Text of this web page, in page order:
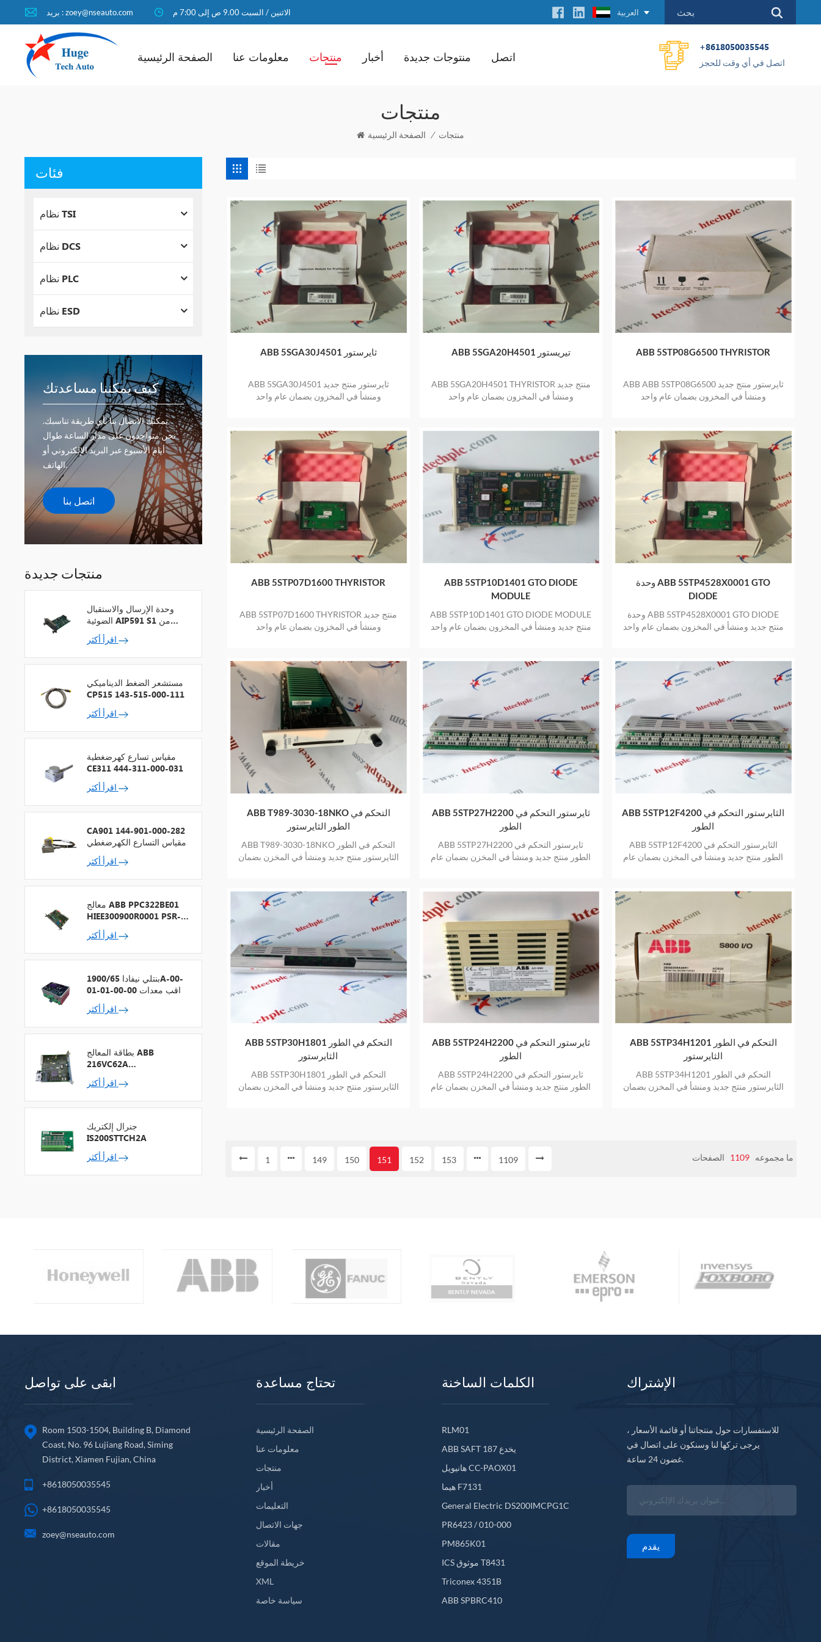
بريد : zoey@nseauto.com الاثنين / السبت 9.00 ص إلى 7:00 م العربية
الصفحة الرئيسية معلومات عنا منتجات أخبار منتوجات جديدة اتصل
+8618050035545
اتصل في أي وقت للحجز
منتجات
الصفحة الرئيسية / منتجات
ABB 5SGA30J4501 ثايرستور
ABB 5SGA30J4501 ثايرستور منتج جديد
ومنشأ في المخزون بضمان عام واحد
ABB 5SGA20H4501 تيريستور
ABB 5SGA20H4501 THYRISTOR منتج جديد
ومنشأ في المخزون بضمان عام واحد
ABB 5STP08G6500 THYRISTOR
ABB ABB 5STP08G6500 ثايرستور منتج جديد
ومنشأ في المخزون بضمان عام واحد
ABB 5STP07D1600 THYRISTOR
ABB 5STP07D1600 THYRISTOR منتج جديد
ومنشأ في المخزون بضمان عام واحد
ABB 5STP10D1401 GTO DIODE
MODULE
ABB 5STP10D1401 GTO DIODE MODULE
منتج جديد ومنشأ في المخزون بضمان عام واحد
وحدة ABB 5STP4528X0001 GTO
DIODE
وحدة ABB 5STP4528X0001 GTO DIODE
منتج جديد ومنشأ في المخزون بضمان عام واحد
ABB T989-3030-18NKO التحكم في
الطور الثايرستور
ABB T989-3030-18NKO التحكم في الطور
الثايرستور منتج جديد ومنشأ في المخزن بضمان
ABB 5STP27H2200 ثايرستور التحكم في
الطور
ABB 5STP27H2200 ثايرستور التحكم في
الطور منتج جديد ومنشأ في المخزن بضمان عام
ABB 5STP12F4200 الثايرستور التحكم في
الطور
ABB 5STP12F4200 الثايرستور التحكم في
الطور منتج جديد ومنشأ في المخزن بضمان عام
ABB 5STP30H1801 التحكم في الطور
الثايرستور
ABB 5STP30H1801 التحكم في الطور
الثايرستور منتج جديد ومنشأ في المخزن بضمان
ABB 5STP24H2200 ثايرستور التحكم في
الطور
ABB 5STP24H2200 ثايرستور التحكم في
الطور منتج جديد ومنشأ في المخزن بضمان عام
ABB 5STP34H1201 التحكم في الطور
الثايرستور
ABB 5STP34H1201 التحكم في الطور
الثايرستور منتج جديد ومنشأ في المخزن بضمان
1 149 150 151 152 153 1109 ما مجموعه 1109 الصفحات
فئات
نظام TSI
نظام DCS
نظام PLC
نظام ESD
كيف يمكننا مساعدتك
يمكنك الاتصال بنا بأي طريقة تناسبك.
نحن متواجدون على مدار الساعة طوال
أيام الأسبوع عبر البريد الإلكتروني أو
الهاتف.
اتصل بنا
منتجات جديدة
وحدة الإرسال والاستقبال
الضوئية AIP591 S1 من
شركة يوكوجاوا لمكرر شبكة
V
مستشعر الضغط الديناميكي
CP515 143-515-000-111
مقياس تسارع كهرضغطية
CE311 444-311-000-031
CA901 144-901-000-282
مقياس التسارع الكهرضغطي
معالج ABB PPC322BE01
HIEE300900R0001 PSR-2
+ ناقل المجال
بنتلي نيفادا 1900/65A-00-
01-01-00-00 مراقب معدات
الأغراض العامة
بطاقة المعالج ABB
216VC62A
HESG324442R13
جنرال إلكتريك
IS200STTCH2A
ابقى على تواصل
Room 1503-1504, Building B, Diamond
Coast, No. 96 Lujiang Road, Siming
District, Xiamen Fujian, China
+8618050035545
+8618050035545
zoey@nseauto.com
تحتاج مساعدة
الصفحة الرئيسية
معلومات عنا
منتجات
أخبار
التعليمات
جهات الاتصال
مقالات
خريطة الموقع
XML
سياسة خاصة
الكلمات الساخنة
RLM01
ABB SAFT 187 يخدع
هانيويل CC-PAOX01
هيما F7131
General Electric DS200IMCPG1C
PR6423 / 010-000
PM865K01
ICS موثوق T8431
Triconex 4351B
ABB SPBRC410
الإشتراك
للاستفسارات حول منتجاتنا أو قائمة الأسعار ،
يرجى تركها لنا وسنكون على اتصال في
غضون 24 ساعة.
يقدم